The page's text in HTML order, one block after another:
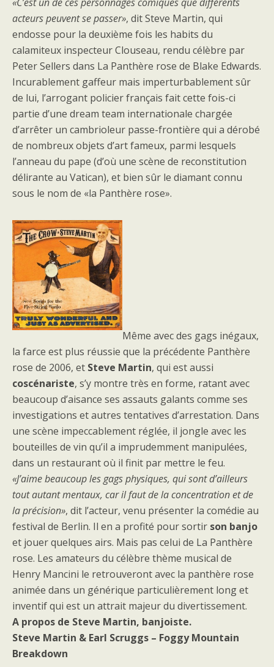
acteurs peuvent se passer», ditSteve Martin, qui
endosse pour la deuxième fois les habits du
calamiteux inspecteur Clouseau, rendu célèbre par
Peter Sellers dans La Panthère rose de Blake Edwards.
Incurablement gaffeur mais imperturbablement sûr
de lui, l’arrogant policier français fait cette fois-ci
partie d’une dream team internationale chargée
d’arrêter un cambrioleur passe-frontière qui a dérobé
de nombreux objets d’art fameux, parmi lesquels
l’anneau du pape (d’où une scène de reconstitution
délirante au Vatican), et bien sûr le diamant connu
sous le nom de «la Panthère rose».
Même avec des gags inégaux,
la farce est plus réussie que la précédente Panthère
rose de 2006, et Steve Martin, qui est aussi
coscénariste, s’y montre très en forme, ratant avec
beaucoup d’aisance ses assauts galants comme ses
investigations et autres tentatives d’arrestation. Dans
une scène impeccablement réglée, il jongle avec les
bouteilles de vin qu’il a imprudemment manipulées,
dans un restaurant où il finit par mettre le feu.
«J’aime beaucoup les gags physiques, qui sont d’ailleurs
tout autant mentaux, car il faut de la concentration et de
la précision», dit l’acteur, venu présenter la comédie au
festival de Berlin. Il en a profité pour sortir son banjo
et jouer quelques airs. Mais pas celui de La Panthère
rose. Les amateurs du célèbre thème musical de
Henry Mancini le retrouveront avec la panthère rose
animée dans un générique particulièrement long et
inventif qui est un attrait majeur du divertissement.
A propos de Steve Martin, banjoiste.
Steve Martin & Earl Scruggs – Foggy Mountain
Breakdown